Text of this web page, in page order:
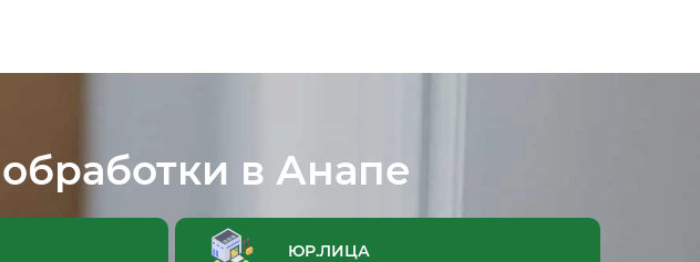
в Анапе
ЮР.ЛИЦА